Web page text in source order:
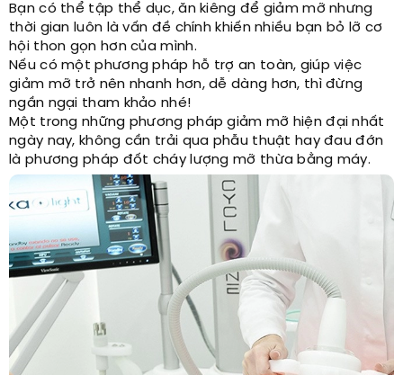
Bạn có thể tập thể dục, ăn kiêng để giảm mỡ nhưng
thời gian luôn là vấn đề chính khiến nhiều bạn bỏ lỡ cơ
hội thon gọn hơn của mình.
Nếu có một phương pháp hỗ trợ an toàn, giúp việc
giảm mỡ trở nên nhanh hơn, dễ dàng hơn, thì đừng
ngần ngại tham khảo nhé!
Một trong những phương pháp giảm mỡ hiện đại nhất
ngày nay, không cần trải qua phẫu thuật hay đau đớn
là phương pháp đốt cháy lượng mỡ thừa bằng máy.